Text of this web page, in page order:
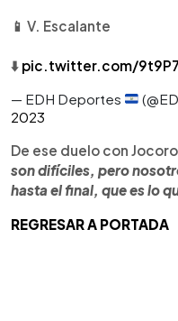
📱 V. Escalante
⬇️ pic.twitter.com/
— EDH Deportes
2023
De ese duelo con
son difíciles, pero
hasta el final, que es lo
REGRESAR A PORTADA